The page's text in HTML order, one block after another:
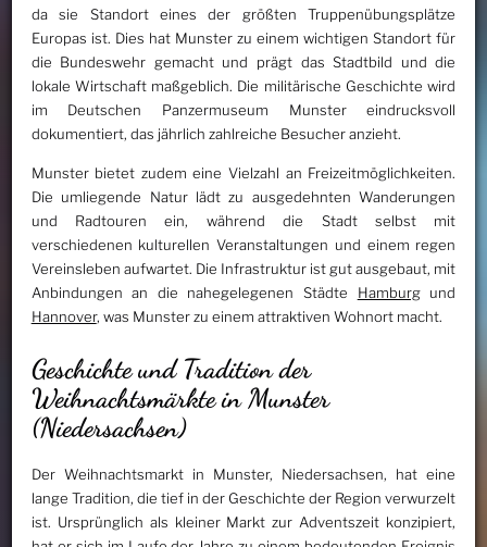
da sie Standort eines der größten Truppenübungsplätze
Europas ist. Dies hat Munster zu einem wichtigen Standort für
die Bundeswehr gemacht und prägt das Stadtbild und die
lokale Wirtschaft maßgeblich. Die militärische Geschichte wird
im Deutschen Panzermuseum Munster eindrucksvoll
dokumentiert, das jährlich zahlreiche Besucher anzieht.
Munster bietet zudem eine Vielzahl an Freizeitmöglichkeiten.
Die umliegende Natur lädt zu ausgedehnten Wanderungen
und Radtouren ein, während die Stadt selbst mit
verschiedenen kulturellen Veranstaltungen und einem regen
Vereinsleben aufwartet. Die Infrastruktur ist gut ausgebaut, mit
Anbindungen an die nahegelegenen Städte Hamburgund
Hannover, was Munster zu einem attraktiven Wohnort macht.
Geschichte und Tradition der
Weihnachtsmärkte in Munster
(Niedersachsen)
Der Weihnachtsmarkt in Munster, Niedersachsen, hat eine
lange Tradition, die tief in der Geschichte der Region verwurzelt
ist. Ursprünglich als kleiner Markt zur Adventszeit konzipiert,